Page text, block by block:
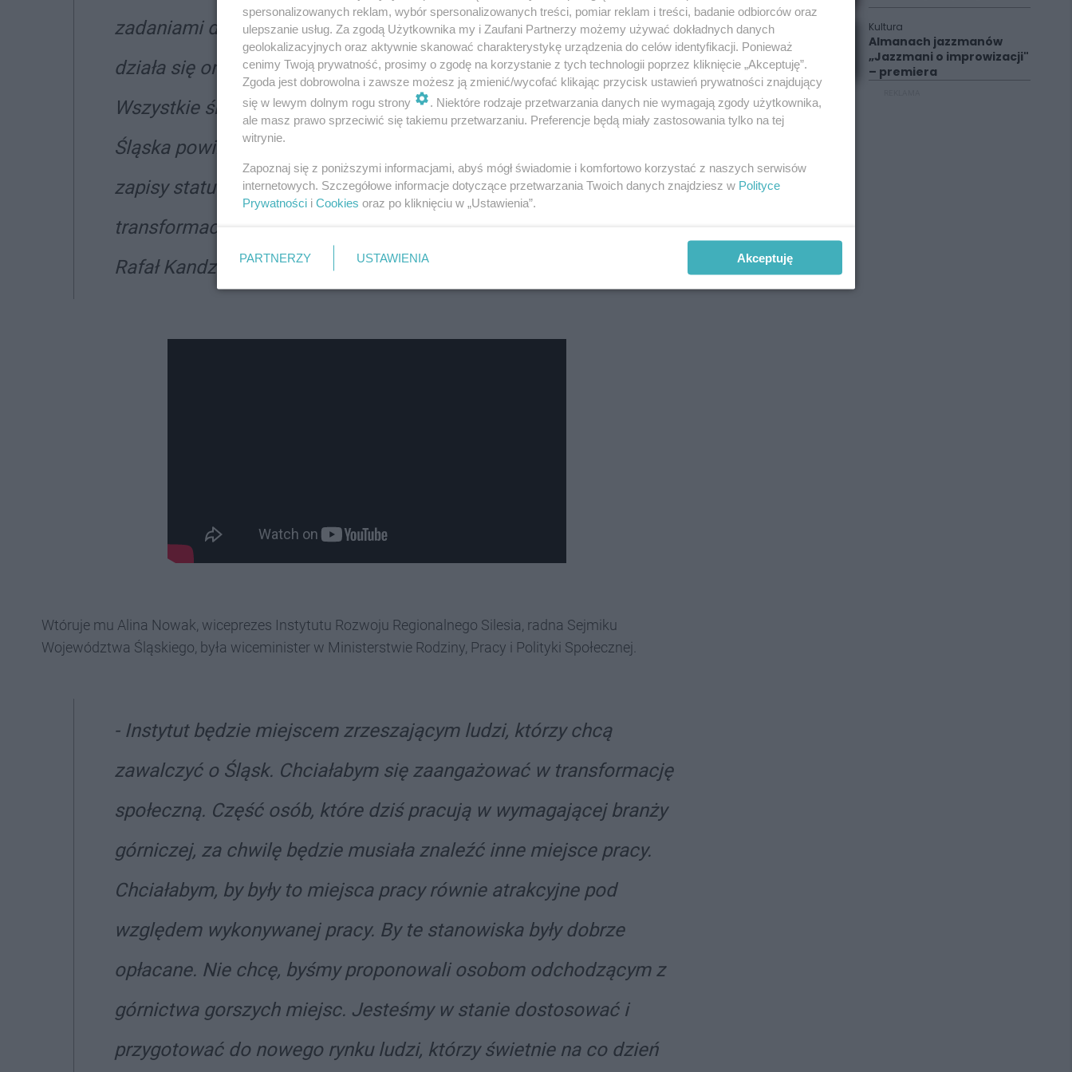
zadaniami dotyczącymi transformacji. Chcielibyśmy zadbać o to, by
działa się ona w sposób sprawiedliwy i korzystny dla Śląska.
Wszystkie środowiska i osoby, które chcą wspierać transformację
Śląska powinny do nas dołączyć. Mam nadzieję, że skład Instytutu i
zapisy statutowe uprawniają nas do tego, by mocno dbać o to, by
transformacja Śląska przebiegała sprawiedliwie - mówi prezes IRSS
Rafał Kandziora.
Wtóruje mu Alina Nowak, wiceprezes Instytutu Rozwoju Regionalnego Silesia, radna Sejmiku
Województwa Śląskiego, była wiceminister w Ministerstwie Rodziny, Pracy i Polityki Społecznej.
- Instytut będzie miejscem zrzeszającym ludzi, którzy chcą
zawalczyć o Śląsk. Chciałabym się zaangażować w transformację
społeczną. Część osób, które dziś pracują w wymagającej branży
górniczej, za chwilę będzie musiała znaleźć inne miejsce pracy.
Chciałabym, by były to miejsca pracy równie atrakcyjne pod
względem wykonywanej pracy. By te stanowiska były dobrze
opłacane. Nie chcę, byśmy proponowali osobom odchodzącym z
górnictwa gorszych miejsc. Jesteśmy w stanie dostosować i
przygotować do nowego rynku ludzi, którzy świetnie na co dzień
Kultura
Almanach jazzmanów
„Jazzmani o improwizacji"
– premiera
spersonalizowanych reklam, wybór spersonalizowanych treści, pomiar reklam i treści, badanie odbiorców oraz
ulepszanie usług. Za zgodą Użytkownika my i Zaufani Partnerzy możemy używać dokładnych danych
geolokalizacyjnych oraz aktywnie skanować charakterystykę urządzenia do celów identyfikacji. Ponieważ
cenimy Twoją prywatność, prosimy o zgodę na korzystanie z tych technologii poprzez kliknięcie „Akceptuję”.
Zgoda jest dobrowolna i zawsze możesz ją zmienić/wycofać klikając przycisk ustawień prywatności znajdujący
się w lewym dolnym rogu strony
. Niektóre rodzaje przetwarzania danych nie wymagają zgody użytkownika,
ale masz prawo sprzeciwić się takiemu przetwarzaniu. Preferencje będą miały zastosowania tylko na tej
witrynie.
Zapoznaj się z poniższymi informacjami, abyś mógł świadomie i komfortowo korzystać z naszych serwisów
internetowych. Szczegółowe informacje dotyczące przetwarzania Twoich danych znajdziesz w Polityce
Prywatności i Cookies oraz po kliknięciu w „Ustawienia”.
PARTNERZY USTAWIENIA Akceptuję